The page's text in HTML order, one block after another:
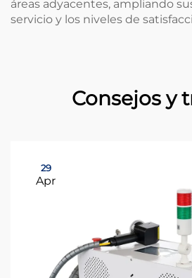
áreas adyacentes, ampliando
servicio y los niveles de
Consejos y
29
Apr